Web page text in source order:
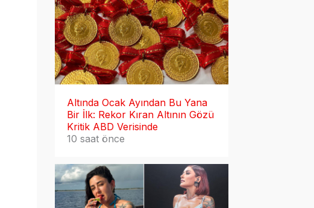
Altında Ocak Ayından Bu Yana
Bir İlk: Rekor Kıran Altının Gözü
Kritik ABD Verisinde
10 saat önce